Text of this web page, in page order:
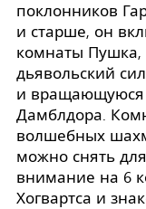
поклонников
и старше, он
комнаты Пушка,
дьявольский
и вращающуюся
Дамблдора.
волшебных
можно снять
внимание на 6
Хогвартса и